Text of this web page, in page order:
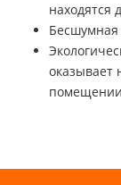
находятся
Бесшумная
оказывает
помещении